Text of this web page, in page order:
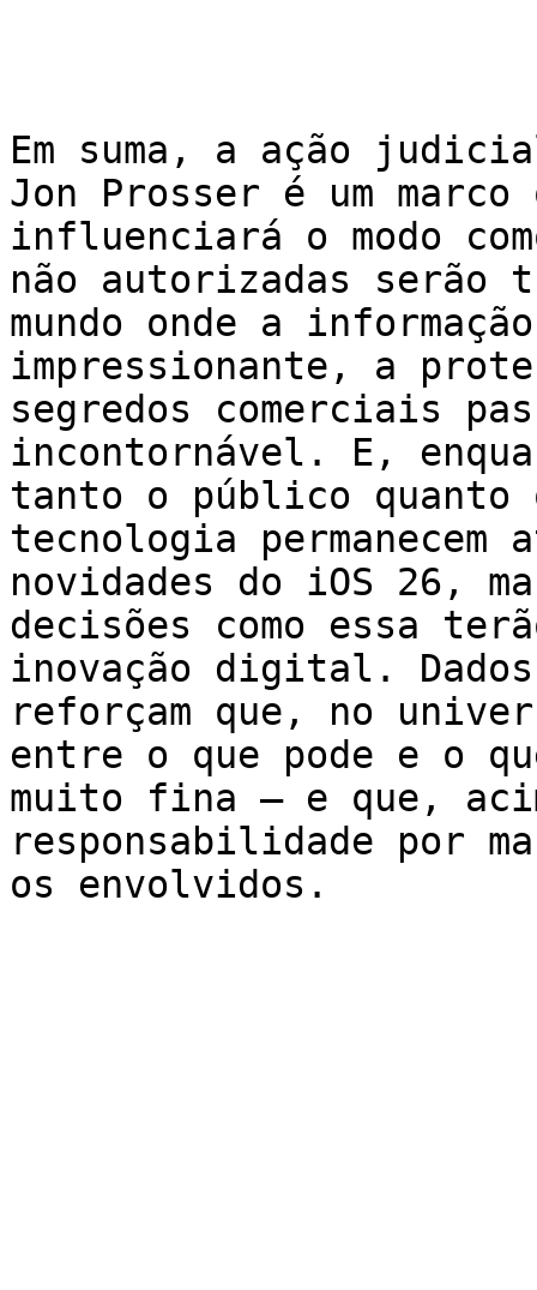
Em suma, a ação
Jon Prosser é um
influenciará o modo
não autorizadas serão
mundo onde a
impressionante, a
segredos comerciais
incontornável. E,
tanto o público
tecnologia permanecem
novidades do iOS 26,
decisões como essa
inovação digital.
reforçam que, no
entre o que pode e o
muito fina – e que,
responsabilidade por
os envolvidos.